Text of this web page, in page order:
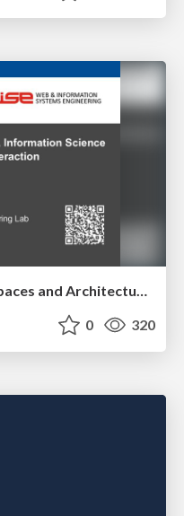
Cross-Media Information Spaces and Architectures
0 320